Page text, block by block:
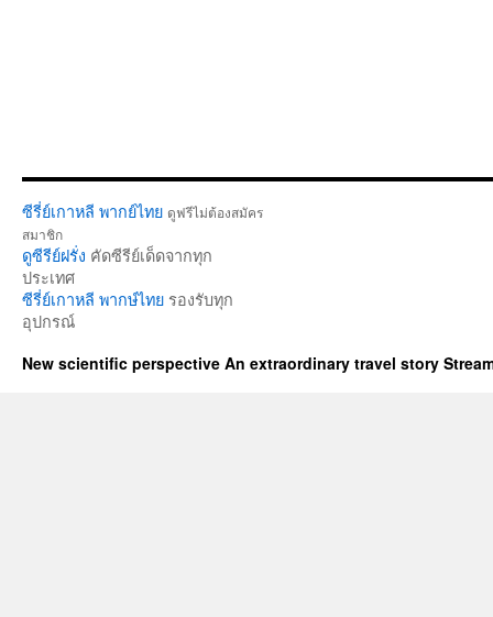
ซีรี่ย์เกาหลี พากย์ไทย ดูฟรีไม่ต้องสมัคร
สมาชิก
ดูซีรีย์ฝรั่ง คัดซีรีย์เด็ดจากทุก
ประเทศ
ซีรี่ย์เกาหลี พากษ์ไทย รองรับทุก
อุปกรณ์
New scientific perspective An extraordinary travel story